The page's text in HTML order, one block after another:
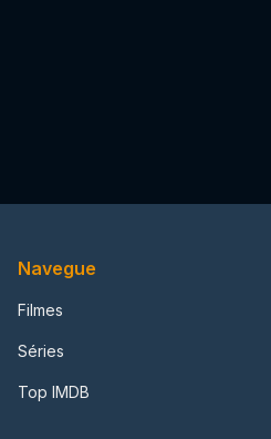
Navegue
Filmes
Séries
Top IMDB